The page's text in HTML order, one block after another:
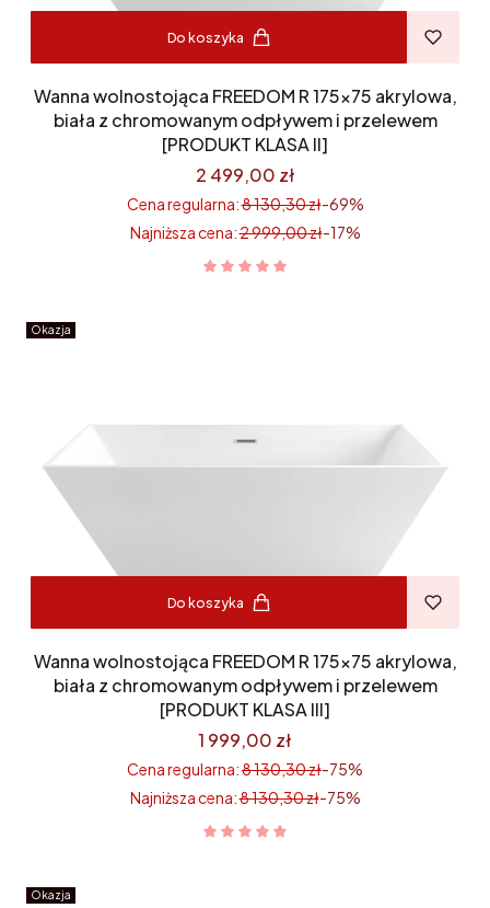
Do koszyka
Wanna wolnostojąca FREEDOM R 175x75 akrylowa,
biała z chromowanym odpływem i przelewem
[PRODUKT KLASA II]
2 499,00 zł
Cena regularna:8 130,30 zł-69%
Najniższa cena:2 999,00 zł-17%
Okazja
Do koszyka
Wanna wolnostojąca FREEDOM R 175x75 akrylowa,
biała z chromowanym odpływem i przelewem
[PRODUKT KLASA III]
1 999,00 zł
Cena regularna:8 130,30 zł-75%
Najniższa cena:8 130,30 zł-75%
Okazja